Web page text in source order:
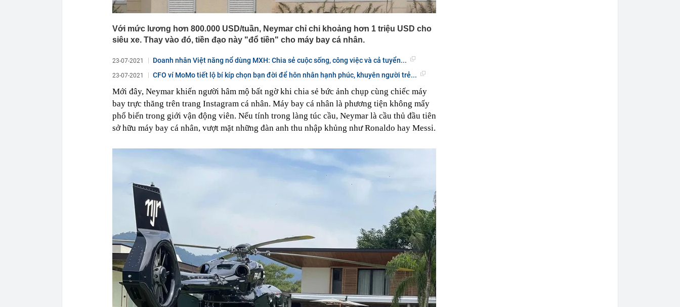
Với mức lương hơn 800.000 USD/tuần, Neymar chỉ chi khoảng hơn 1 triệu USD cho
siêu xe. Thay vào đó, tiền đạo này "đổ tiền" cho máy bay cá nhân.
23-07-2021 Doanh nhân Việt năng nổ dùng MXH: Chia sẻ cuộc sống, công việc và cả tuyển...
23-07-2021 CFO ví MoMo tiết lộ bí kíp chọn bạn đời để hôn nhân hạnh phúc, khuyên người trẻ...
Mới đây, Neymar khiến người hâm mộ bất ngờ khi chia sẻ bức ảnh chụp cùng chiếc máy
bay trực thăng trên trang Instagram cá nhân. Máy bay cá nhân là phương tiện không mấy
phổ biến trong giới vận động viên. Nếu tính trong làng túc cầu, Neymar là cầu thủ đầu tiên
sở hữu máy bay cá nhân, vượt mặt những đàn anh thu nhập khủng như Ronaldo hay Messi.